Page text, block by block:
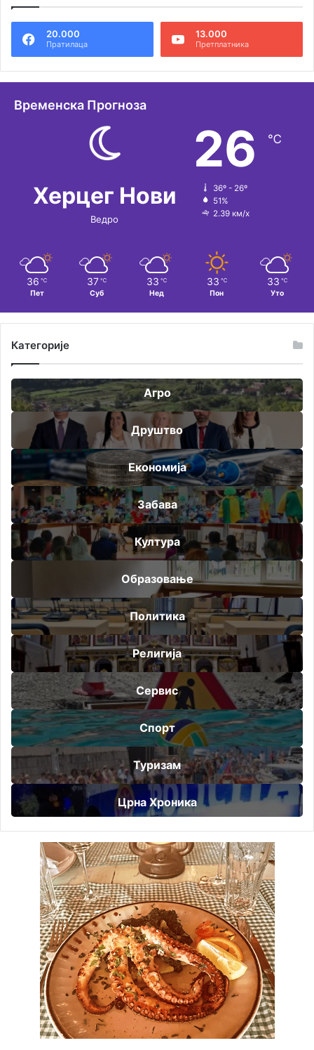
20.000
Пратилаца
13.000
Претплатника
Временска Прогноза
Херцег Нови
Ведро
26 ℃
36º - 26º
51%
2.39 км/х
36 ℃
Пет
37 ℃
Суб
33 ℃
Нед
33 ℃
Пон
33 ℃
Уто
Категорије
Агро
Друштво
Економија
Забава
Култура
Образовање
Политика
Религија
Сервис
Спорт
Туризам
Црна Хроника